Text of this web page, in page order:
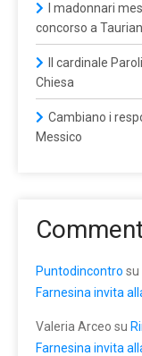
I madonnari
concorso a
Il cardinale
Chiesa
Cambiano i
Messico
Puntodincontro su
Farnesina invita
Valeria Arceo su
Farnesina invita